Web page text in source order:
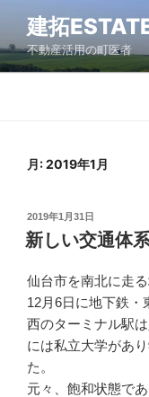
テ
ン
建拓
不動産活用の町医者
月:2019年1月
2019年1月31日
新しい交通体
仙台市を南北に走
12月6日に地下鉄・
西のターミナル駅
には私立大学があ
た。
元々、飽和状態で